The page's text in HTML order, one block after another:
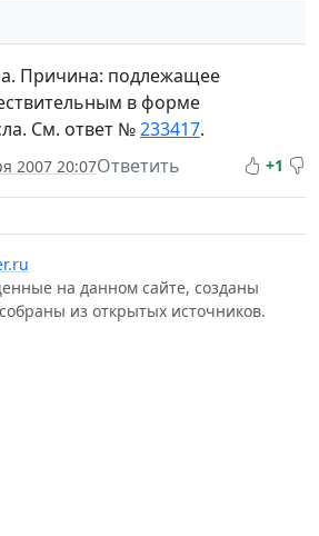
Причина: подлежащее
в форме
См. ответ №233417.
2007 20:07Ответить +1
на данном сайте, созданы
из открытых источников.